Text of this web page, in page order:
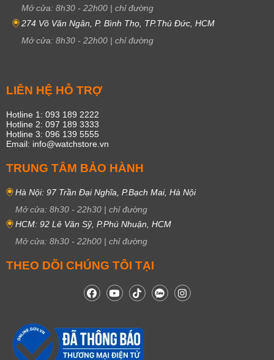
Mở cửa: 8h30 - 22h00 | chỉ đường
274 Võ Văn Ngân, P. Bình Thọ, TP.Thủ Đức, HCM
Mở cửa: 8h30 - 22h00 | chỉ đường
LIÊN HỆ HỖ TRỢ
Hotline 1: 093 189 2222
Hotline 2: 097 189 3333
Hotline 3: 096 139 5555
Email: info@watchstore.vn
TRUNG TÂM BẢO HÀNH
Hà Nội: 97 Trần Đại Nghĩa, P.Bạch Mai, Hà Nội
Mở cửa: 8h30 - 22h30 | chỉ đường
HCM: 92 Lê Văn Sỹ, P.Phú Nhuận, HCM
Mở cửa: 8h30 - 22h00 | chỉ đường
THEO DÕI CHÚNG TÔI TẠI